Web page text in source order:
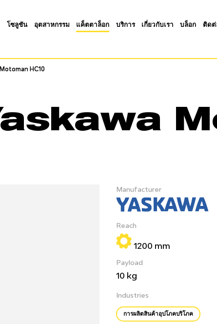
โซลูชัน อุตสาหกรรม แค็ตตาล็อก บริการ เกี่ยวกับเรา บล็อก ติดต่
HC10
HC10
Manufacturer
Reach
1200 mm
Payload
10 kg
Industries
การผลิตสินค้าอุปโภคบริโภค